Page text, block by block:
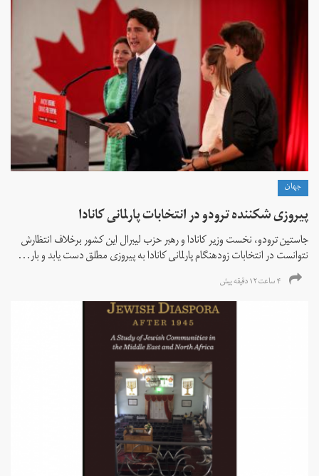
جهان
پیروزی شکننده ترودو در انتخابات پارلمانی کانادا
جاستین ترودو، نخست وزیر کانادا و رهبر حزب لیبرال این کشور برخلاف انتظارش
نتوانست در انتخابات زود‌هنگام پارلمانی کانادا به پیروزی مطلق دست یابد و بار...
۴ ساعت ۱۲ دقیقه پیش